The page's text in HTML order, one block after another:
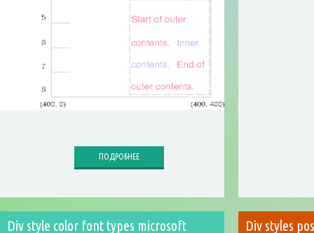
ПОДРОБНЕЕ
Div style color font types microsoft Div styles